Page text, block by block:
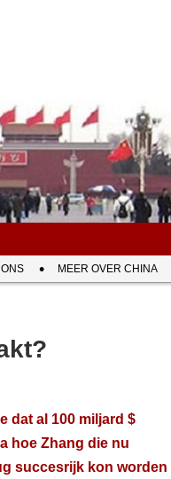
MEER OVER CHINA
dat al 100 miljard $
hoe Zhang die nu
succesrijk kon worden